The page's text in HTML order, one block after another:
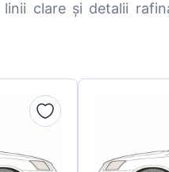
clare și detalii